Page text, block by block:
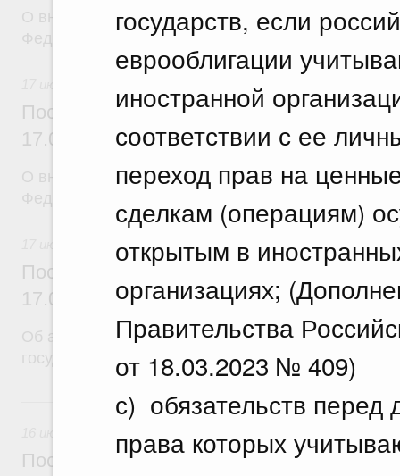
государств, если
еврооблигации
иностранной
соответствии с ее
переход прав на
сделкам (операциям)
открытым в
организациях;
Правительства
от 18.03.2023 № 409)
с) обязательств перед
права которых
О внесении изменений в постановление
Федерации от 5 сентября 2025 г. № 1380
Постановление Правительства
17.07.2026 г. № 902
О внесении изменений в постановление
Постановление Правительства
17.07.2026 г. № 901
Об авансировании
государственного контракта
16 июля, четверг
Постановление Правительства